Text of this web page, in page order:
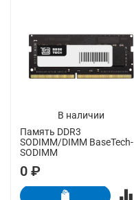
В наличии
Память DDR3
SODIMM/DIMM BaseTech-
SODIMM
0 ₽